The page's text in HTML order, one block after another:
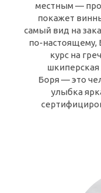
местным —
покажет
самый вид на
по-настоящему,
курс на
шкиперская
Боря — это
улыбка